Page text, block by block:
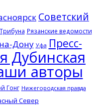
Советский
Трибуна Рязанские ведомости
Дону Уфа Пресс-
Дубинская
авторы
Гонг Нижегородская правда
Север